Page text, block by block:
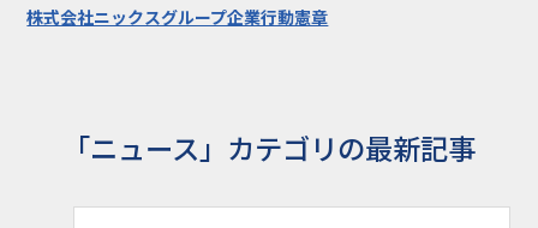
株式会社ニックスグループ企業行動憲章
「ニュース」カテゴリの最新記事